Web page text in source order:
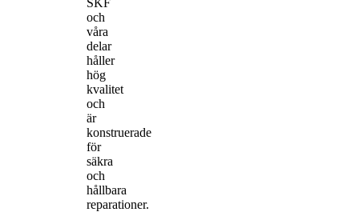
och
våra
delar
håller
hög
kvalitet
och
är
konstruerade
för
säkra
och
hållbara
reparationer.